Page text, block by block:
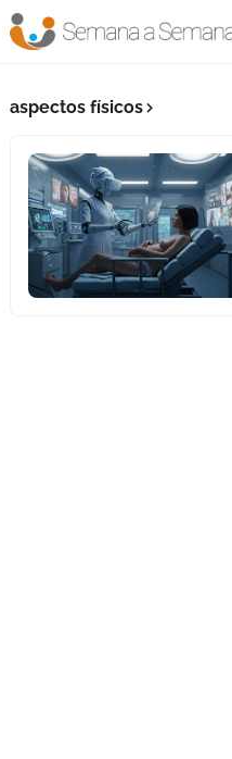
aspectos físicos